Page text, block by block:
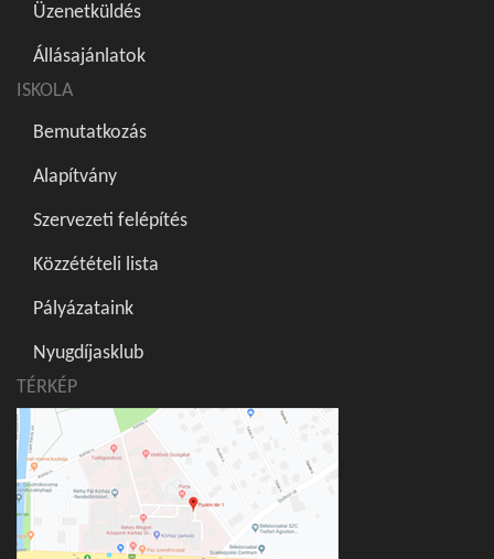
Üzenetküldés
Állásajánlatok
ISKOLA
Bemutatkozás
Alapítvány
Szervezeti felépítés
Közzétételi lista
Pályázataink
Nyugdíjasklub
TÉRKÉP